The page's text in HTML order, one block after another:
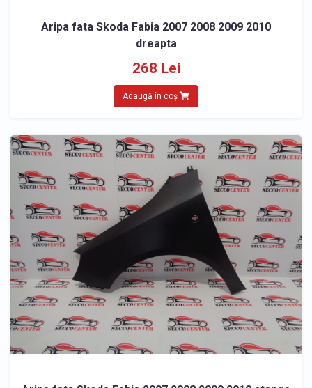
Aripa fata Skoda Fabia 2007 2008 2009 2010
dreapta
268 Lei
Adaugă în coș